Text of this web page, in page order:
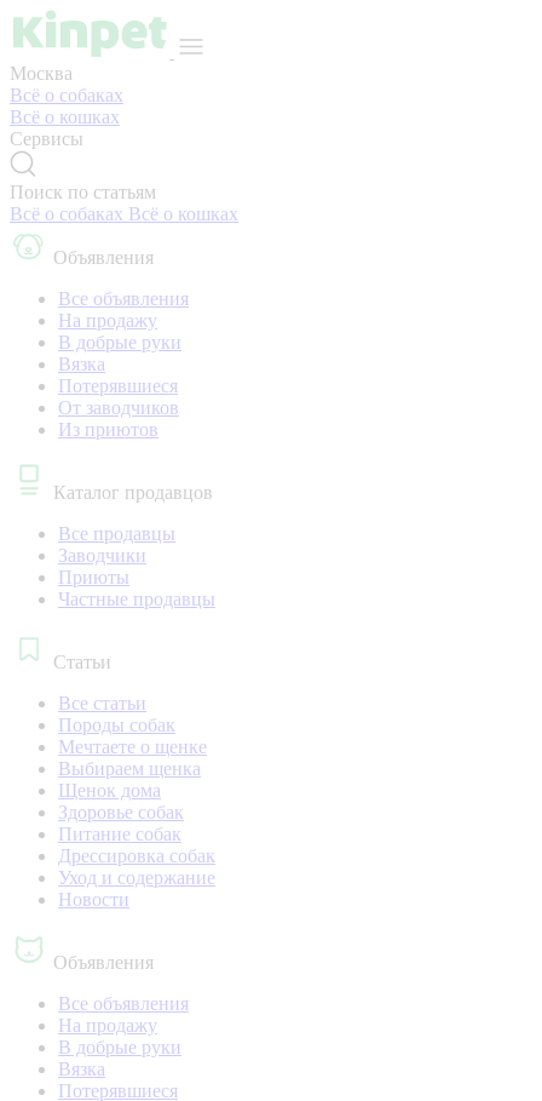
Москва
Всё о собаках
Всё о кошках
Сервисы
Поиск по статьям
Всё о собаках Всё о кошках
Объявления
Все объявления
На продажу
В добрые руки
Вязка
Потерявшиеся
От заводчиков
Из приютов
Каталог продавцов
Все продавцы
Заводчики
Приюты
Частные продавцы
Статьи
Все статьи
Породы собак
Мечтаете о щенке
Выбираем щенка
Щенок дома
Здоровье собак
Питание собак
Дрессировка собак
Уход и содержание
Новости
Объявления
Все объявления
На продажу
В добрые руки
Вязка
Потерявшиеся